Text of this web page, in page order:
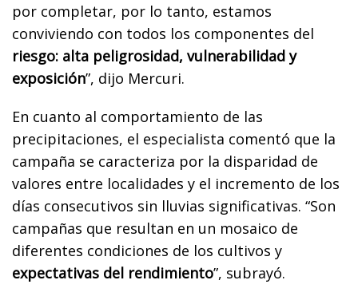
por completar, por lo tanto, estamos
conviviendo con todos los componentes del
riesgo: alta peligrosidad, vulnerabilidad y
exposición”, dijo Mercuri.
En cuanto al comportamiento de las
precipitaciones, el especialista comentó que la
campaña se caracteriza por la disparidad de
valores entre localidades y el incremento de los
días consecutivos sin lluvias significativas. “Son
campañas que resultan en un mosaico de
diferentes condiciones de los cultivos y
expectativas del rendimiento”, subrayó.